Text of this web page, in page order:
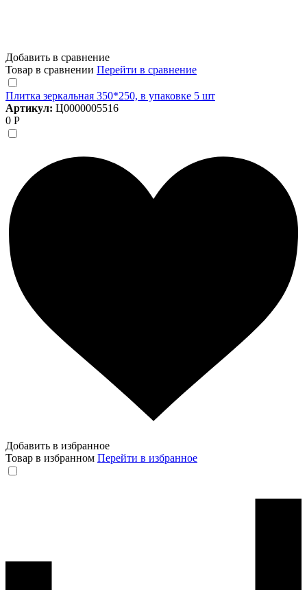
Добавить в сравнение
Товар в сравнении Перейти в сравнение
Плитка зеркальная 350*250, в упаковке 5 шт
Артикул: Ц0000005516
0 Р
Добавить в избранное
Товар в избранном Перейти в избранное